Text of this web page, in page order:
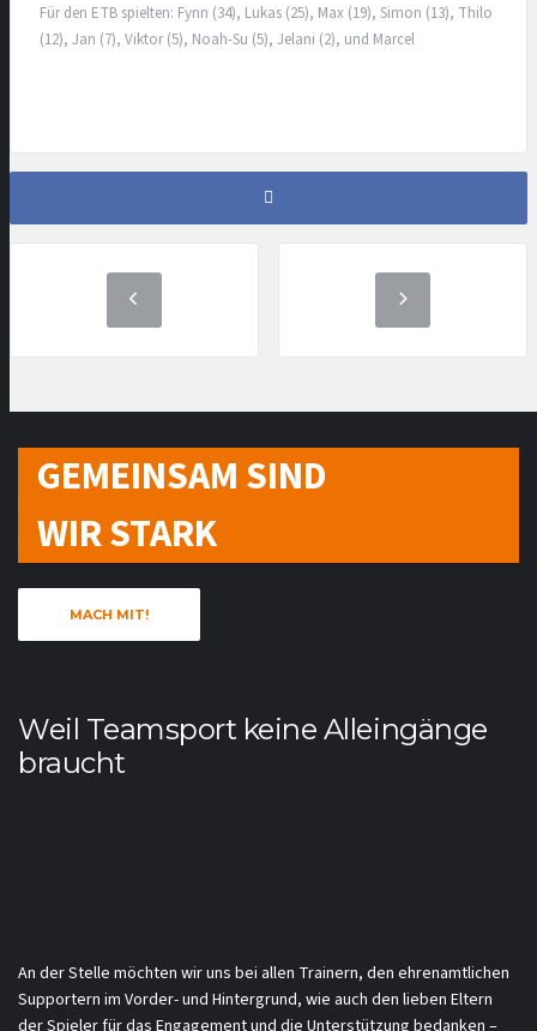
Für den ETB spielten: Fynn (34), Lukas (25), Max (19), Simon (13), Thilo
(12), Jan (7), Viktor (5), Noah-Su (5), Jelani (2), und Marcel
GEMEINSAM SIND
WIR STARK
MACH MIT!
Weil Teamsport keine Alleingänge
braucht
An der Stelle möchten wir uns bei allen Trainern, den ehrenamtlichen
Supportern im Vorder- und Hintergrund, wie auch den lieben Eltern